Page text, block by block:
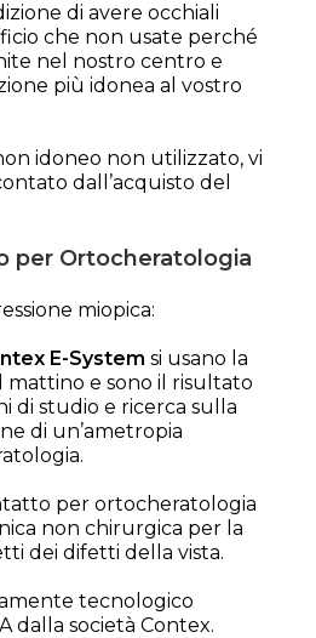
di avere occhiali
che non usate perché
nel nostro centro e
più idonea al vostro
idoneo non utilizzato, vi
dall’acquisto del
per Ortocheratologia
miopica:
E-System si usano la
mattino e sono il risultato
di studio e ricerca sulla
di un’ametropia
per ortocheratologia
non chirurgica per la
dei difetti della vista.
tecnologico
dalla società Contex.